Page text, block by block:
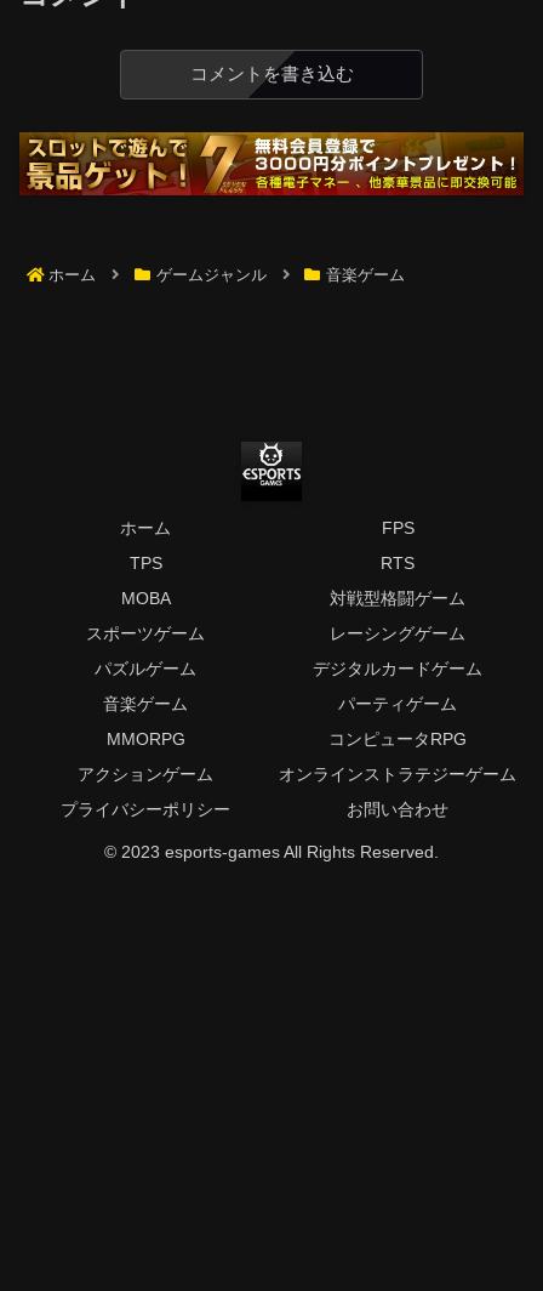
コメントを書き込む
ホーム ゲームジャンル 音楽ゲーム
ホーム
FPS
TPS
RTS
MOBA
対戦型格闘ゲーム
スポーツゲーム
レーシングゲーム
パズルゲーム
デジタルカードゲーム
音楽ゲーム
パーティゲーム
MMORPG
コンピュータRPG
アクションゲーム
オンラインストラテジーゲーム
プライバシーポリシー
お問い合わせ
© 2023 esports-games All Rights Reserved.